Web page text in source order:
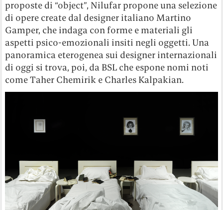
proposte di “object”, Nilufar propone una selezione
di opere create dal designer italiano Martino
Gamper, che indaga con forme e materiali gli
aspetti psico-emozionali insiti negli oggetti. Una
panoramica eterogenea sui designer internazionali
di oggi si trova, poi, da BSL che espone nomi noti
come Taher Chemirik e Charles Kalpakian.